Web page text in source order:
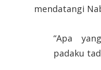
mendatangi
“Apa
padaku